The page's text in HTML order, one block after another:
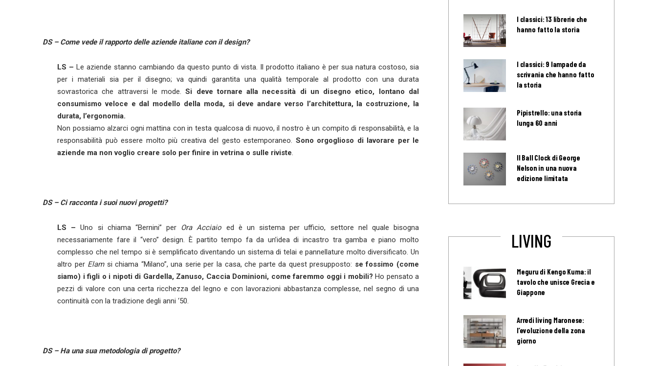
DS – Come vede il rapporto delle aziende italiane con il design?
LS – Le aziende stanno cambiando da questo punto di vista. Il prodotto italiano è per sua natura costoso, sia
per i materiali sia per il disegno; va quindi garantita una qualità temporale al prodotto con una durata
sovrastorica che attraversi le mode.Si deve tornare alla necessità di un disegno etico, lontano dal
consumismo veloce e dal modello della moda, si deve andare verso l’architettura, la costruzione, la
durata, l’ergonomia.
Non possiamo alzarci ogni mattina con in testa qualcosa di nuovo, il nostro è un compito di responsabilità, e la
responsabilità può essere molto più creativa del gesto estemporaneo. Sono orgoglioso di lavorare per le
aziende ma non voglio creare solo per finire in vetrina o sulle riviste.
DS – Ci racconta i suoi nuovi progetti?
LS – Uno si chiama “Bernini” per Ora Acciaio ed è un sistema per ufficio, settore nel quale bisogna
necessariamente fare il “vero” design. È partito tempo fa da un’idea di incastro tra gamba e piano molto
complesso che nel tempo si è semplificato diventando un sistema di telai e pannellature molto diversificato. Un
altro per Elamsi chiama “Milano”, una serie per la casa, che parte da quest presupposto: se fossimo (come
siamo) i figli o i nipoti di Gardella, Zanuso, Caccia Dominioni, come faremmo oggi i mobili? Ho pensato a
pezzi di valore con una certa ricchezza del legno e con lavorazioni abbastanza complesse, nel segno di una
continuità con la tradizione degli anni ‘50.
DS – Ha una sua metodologia di progetto?
I classici: 13 librerie che
hanno fatto la storia
I classici: 9 lampade da
scrivania che hanno fatto
la storia
Pipistrello: una storia
lunga 60 anni
Il Ball Clock di George
Nelson in una nuova
edizione limitata
LIVING
Meguru di Kengo Kuma: il
tavolo che unisce Grecia e
Giappone
Arredi living Maronese:
l’evoluzione della zona
giorno